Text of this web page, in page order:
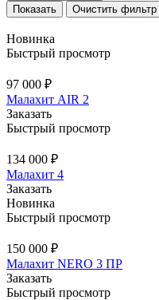
Очистить фильтр
Новинка
Быстрый просмотр
97 000 ₽
Малахит AIR 2
Заказать
Быстрый просмотр
134 000 ₽
Малахит 4
Заказать
Новинка
Быстрый просмотр
150 000 ₽
Малахит NERO 3 ПР
Заказать
Быстрый просмотр